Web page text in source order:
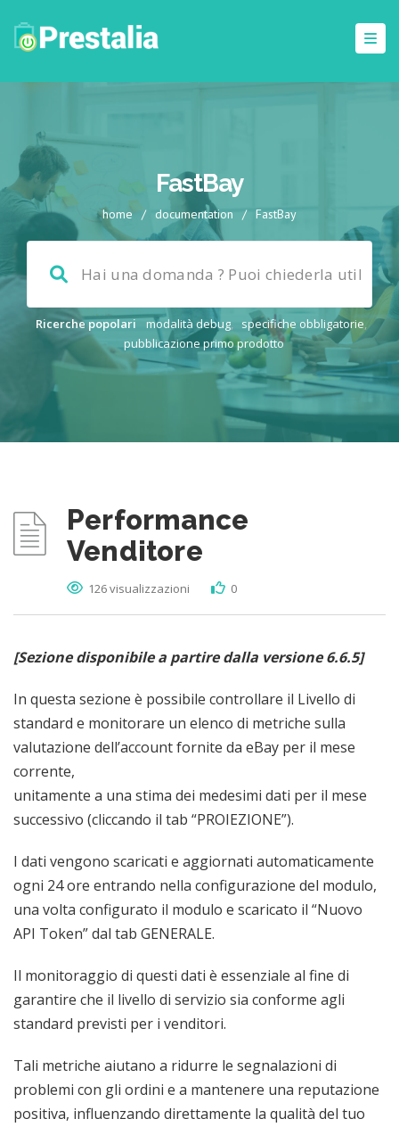
FastBay
home / documentation / FastBay
Ricerche popolari modalità debug, specifiche obbligatorie,
pubblicazione primo prodotto
Performance
Venditore
126 visualizzazioni 0
[Sezione disponibile a partire dalla versione 6.6.5]
In questa sezione è possibile controllare il Livello di
standard e monitorare un elenco di metriche sulla
valutazione dell’account fornite da eBay per il mese
corrente,
unitamente a una stima dei medesimi dati per il mese
successivo (cliccando il tab “PROIEZIONE”).
I dati vengono scaricati e aggiornati automaticamente
ogni 24 ore entrando nella configurazione del modulo,
una volta configurato il modulo e scaricato il “Nuovo
API Token” dal tab GENERALE.
Il monitoraggio di questi dati è essenziale al fine di
garantire che il livello di servizio sia conforme agli
standard previsti per i venditori.
Tali metriche aiutano a ridurre le segnalazioni di
problemi con gli ordini e a mantenere una reputazione
positiva, influenzando direttamente la qualità del tuo